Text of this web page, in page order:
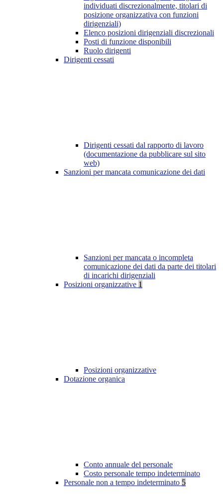
individuati discrezionalmente, titolari di
posizione organizzativa con funzioni
dirigenziali)
Elenco posizioni dirigenziali discrezionali
Posti di funzione disponibili
Ruolo dirigenti
Dirigenti cessati
Dirigenti cessati dal rapporto di lavoro
(documentazione da pubblicare sul sito
web)
Sanzioni per mancata comunicazione dei dati
Sanzioni per mancata o incompleta
comunicazione dei dati da parte dei titolari
di incarichi dirigenziali
Posizioni organizzative 1
Posizioni organizzative
Dotazione organica
Conto annuale del personale
Costo personale tempo indeterminato
Personale non a tempo indeterminato 5